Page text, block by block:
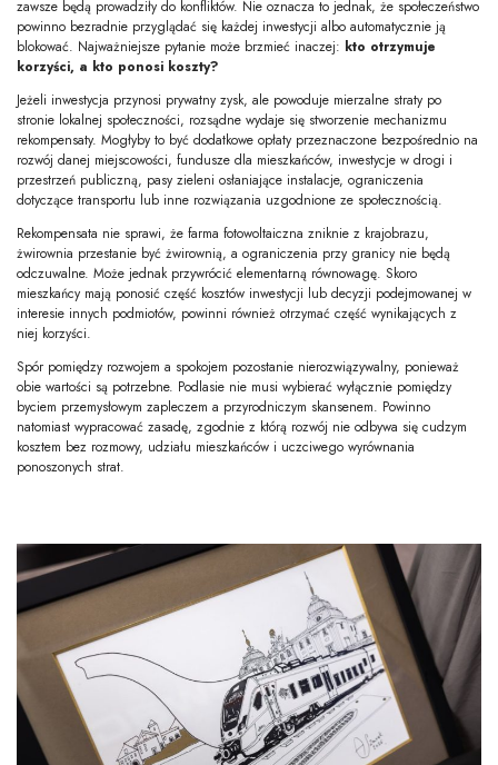
zawsze będą prowadziły do konfliktów. Nie oznacza to jednak, że społeczeństwo
powinno bezradnie przyglądać się każdej inwestycji albo automatycznie ją
blokować. Najważniejsze pytanie może brzmieć inaczej: kto otrzymuje
korzyści, a kto ponosi koszty?
Jeżeli inwestycja przynosi prywatny zysk, ale powoduje mierzalne straty po
stronie lokalnej społeczności, rozsądne wydaje się stworzenie mechanizmu
rekompensaty. Mogłyby to być dodatkowe opłaty przeznaczone bezpośrednio na
rozwój danej miejscowości, fundusze dla mieszkańców, inwestycje w drogi i
przestrzeń publiczną, pasy zieleni osłaniające instalacje, ograniczenia
dotyczące transportu lub inne rozwiązania uzgodnione ze społecznością.
Rekompensata nie sprawi, że farma fotowoltaiczna zniknie z krajobrazu,
żwirownia przestanie być żwirownią, a ograniczenia przy granicy nie będą
odczuwalne. Może jednak przywrócić elementarną równowagę. Skoro
mieszkańcy mają ponosić część kosztów inwestycji lub decyzji podejmowanej w
interesie innych podmiotów, powinni również otrzymać część wynikających z
niej korzyści.
Spór pomiędzy rozwojem a spokojem pozostanie nierozwiązywalny, ponieważ
obie wartości są potrzebne. Podlasie nie musi wybierać wyłącznie pomiędzy
byciem przemysłowym zapleczem a przyrodniczym skansenem. Powinno
natomiast wypracować zasadę, zgodnie z którą rozwój nie odbywa się cudzym
kosztem bez rozmowy, udziału mieszkańców i uczciwego wyrównania
ponoszonych strat.